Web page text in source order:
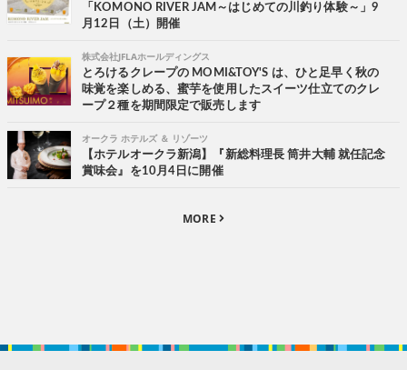
「KOMONO RIVER JAM～はじめての川釣り体験～」9
月12日（土）開催
株式会社JFLAホールディングス
とろけるクレープの MOMI&TOY'S は、ひと足早く秋の
味覚を楽しめる、蜜芋を使用したスイーツ仕立てのクレ
ープ２種を期間限定で販売します
オークラ ホテルズ ＆ リゾーツ
【ホテルオークラ新潟】『新総料理長 筒井大輔 就任記念
賞味会』を10月4日に開催
MORE